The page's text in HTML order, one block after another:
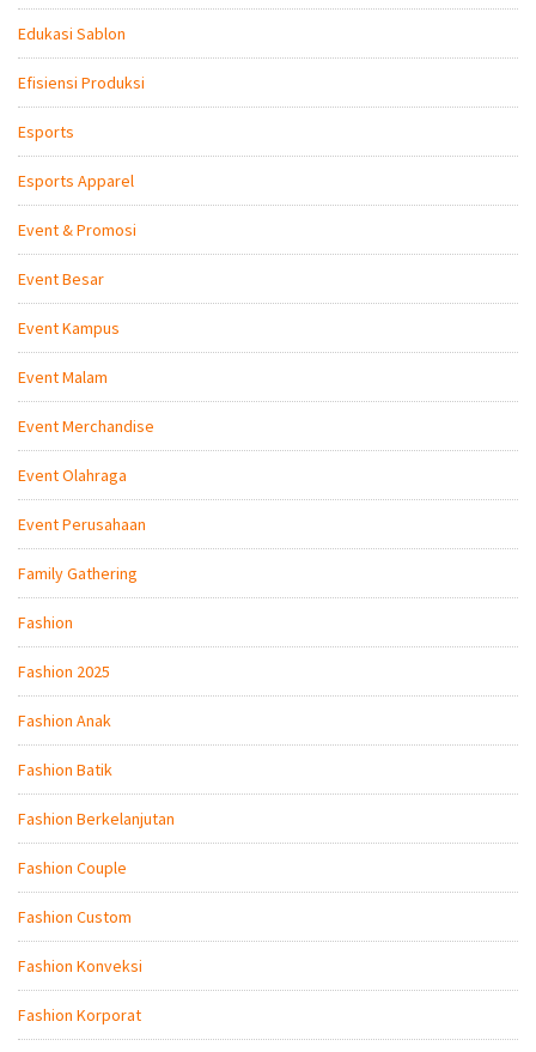
Edukasi Sablon
Efisiensi Produksi
Esports
Esports Apparel
Event & Promosi
Event Besar
Event Kampus
Event Malam
Event Merchandise
Event Olahraga
Event Perusahaan
Family Gathering
Fashion
Fashion 2025
Fashion Anak
Fashion Batik
Fashion Berkelanjutan
Fashion Couple
Fashion Custom
Fashion Konveksi
Fashion Korporat